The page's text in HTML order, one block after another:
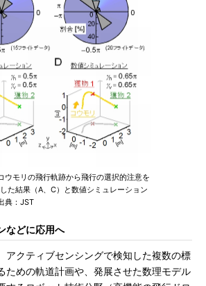
ウモリの飛行軌跡から飛行の選択的注意を
た結果（A、C）と数値シミュレーション
典：JST
などに応用へ
クティブセンシングで検知した複数の標
ための軌道計画や、発展させた数理モデル